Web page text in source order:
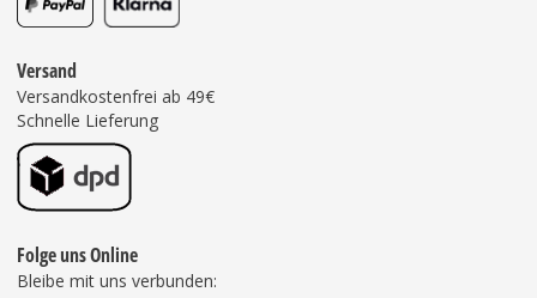
Versand
Versandkostenfrei ab 49€
Schnelle Lieferung
Folge uns Online
Bleibe mit uns verbunden: